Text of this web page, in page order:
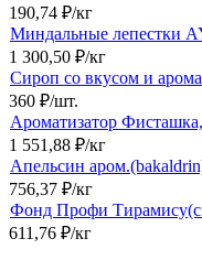
190,74 ₽/кг
Миндальные лепестки
1 300,50 ₽/кг
Сироп со вкусом и
360 ₽/шт.
Ароматизатор
1 551,88 ₽/кг
Апельсин
756,37 ₽/кг
Фонд Профи
611,76 ₽/кг